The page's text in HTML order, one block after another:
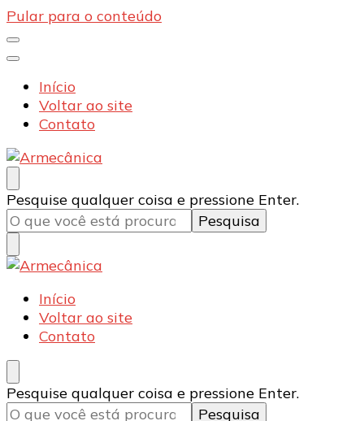
Pular para o conteúdo
Início
Voltar ao site
Contato
Armecânica
Blog
Procurando
algo?
Pesquise qualquer coisa e pressione Enter.
Armecânica
Blog
Início
Voltar ao site
Contato
Procurando
algo?
Pesquise qualquer coisa e pressione Enter.